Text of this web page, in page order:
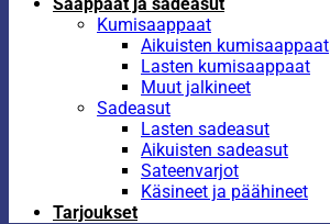
Kumisaappaat
Aikuisten kumisaappaat
Lasten kumisaappaat
Muut jalkineet
Sadeasut
Lasten sadeasut
Aikuisten sadeasut
Sateenvarjot
Käsineet ja päähineet
Tarjoukset